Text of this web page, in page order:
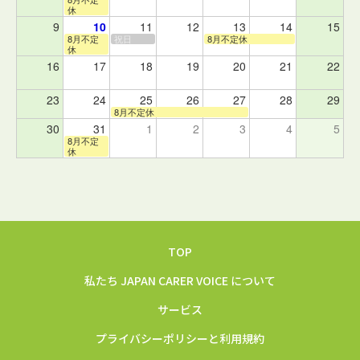
休
9 10 11 12 13 14 15
8月不定
休
祝日 8月不定休
16 17 18 19 20 21 22
23 24 25 26 27 28 29
8月不定休
30 31 1 2 3 4 5
8月不定
休
TOP
私たち JAPAN CARER VOICE について
サービス
プライバシーポリシーと利用規約